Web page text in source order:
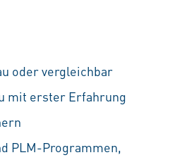
oder vergleichbar
mit erster Erfahrung
PLM-Programmen,